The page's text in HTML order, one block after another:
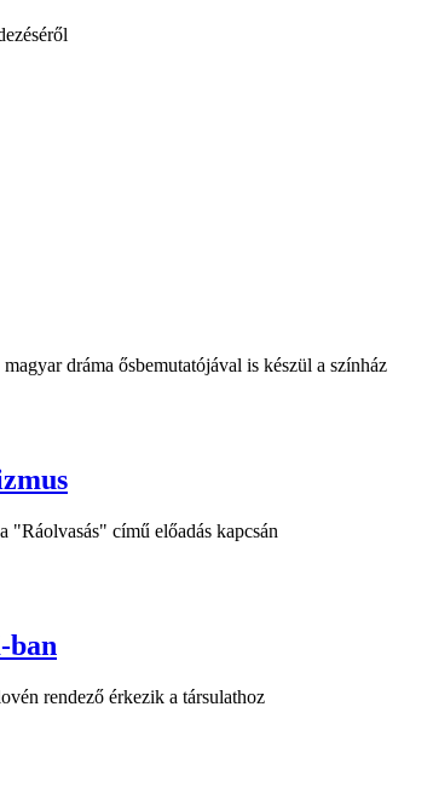
dráma ősbemutatójával is készül a színház
című előadás kapcsán
ban
rendező érkezik a társulathoz